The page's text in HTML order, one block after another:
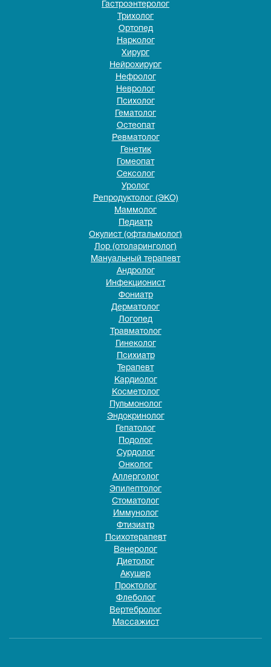
Гастроэнтеролог
Трихолог
Ортопед
Нарколог
Хирург
Нейрохирург
Нефролог
Невролог
Психолог
Гематолог
Остеопат
Ревматолог
Генетик
Гомеопат
Сексолог
Уролог
Репродуктолог (ЭКО)
Маммолог
Педиатр
Окулист (офтальмолог)
Лор (отоларинголог)
Мануальный терапевт
Андролог
Инфекционист
Фониатр
Дерматолог
Логопед
Травматолог
Гинеколог
Психиатр
Терапевт
Кардиолог
Косметолог
Пульмонолог
Эндокринолог
Гепатолог
Подолог
Сурдолог
Онколог
Аллерголог
Эпилептолог
Стоматолог
Иммунолог
Фтизиатр
Психотерапевт
Венеролог
Диетолог
Акушер
Проктолог
Флеболог
Вертебролог
Массажист